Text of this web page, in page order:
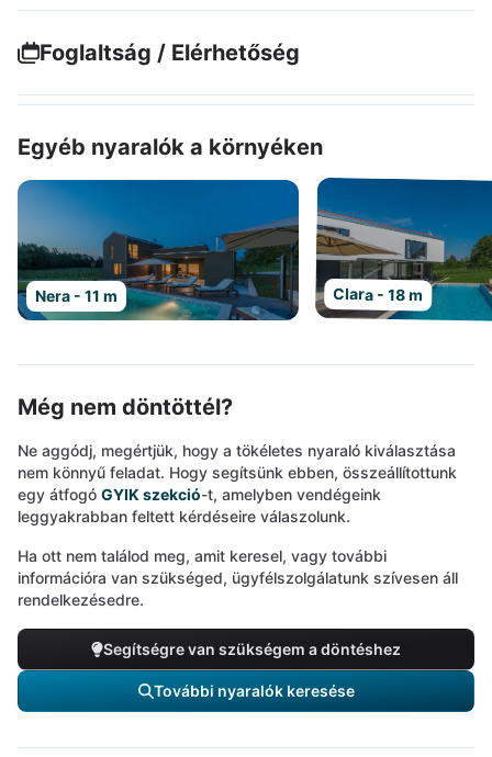
Foglaltság / Elérhetőség
Egyéb nyaralók a környéken
Nera - 11 m Clara - 18 m
Még nem döntöttél?
Ne aggódj, megértjük, hogy a tökéletes nyaraló kiválasztása
nem könnyű feladat. Hogy segítsünk ebben, összeállítottunk
egy átfogó GYIK szekció-t, amelyben vendégeink
leggyakrabban feltett kérdéseire válaszolunk.
Ha ott nem találod meg, amit keresel, vagy további
információra van szükséged, ügyfélszolgálatunk szívesen áll
rendelkezésedre.
Segítségre van szükségem a döntéshez
További nyaralók keresése